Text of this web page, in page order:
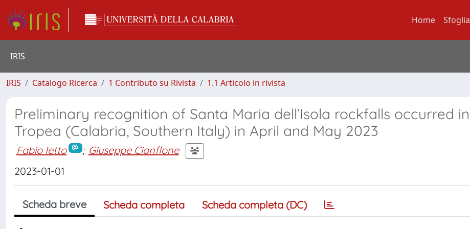
Home Sfoglia
IRIS
IRIS Catalogo Ricerca 1 Contributo su Rivista 1.1 Articolo in rivista
Preliminary recognition of Santa Maria dell’Isola rockfalls occurred in
Tropea (Calabria, Southern Italy) in April and May 2023
Fabio Ietto ; Giuseppe Cianflone
2023-01-01
Scheda breve Scheda completa Scheda completa (DC)